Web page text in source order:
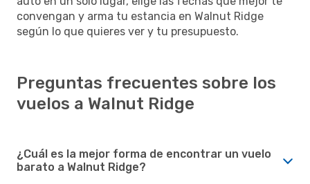
convengan y arma tu estancia en Walnut Ridge
según lo que quieres ver y tu presupuesto.
Preguntas frecuentes sobre los
vuelos a Walnut Ridge
¿Cuál es la mejor forma de encontrar un vuelo
barato a Walnut Ridge?